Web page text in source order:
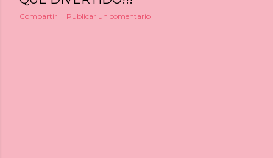
Compartir Publicar un comentario